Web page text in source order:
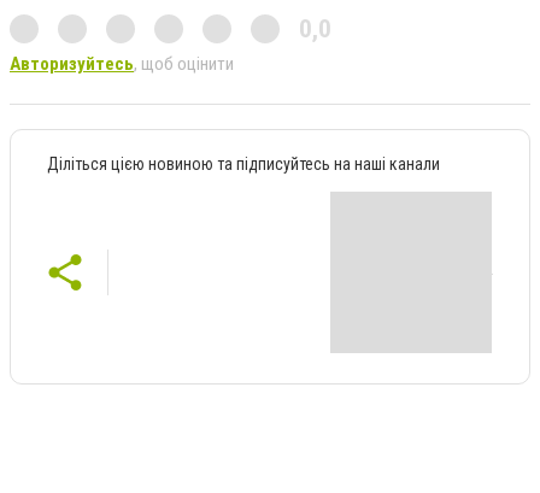
0,0
Авторизуйтесь, щоб оцінити
Діліться цією новиною та підписуйтесь на наші канали